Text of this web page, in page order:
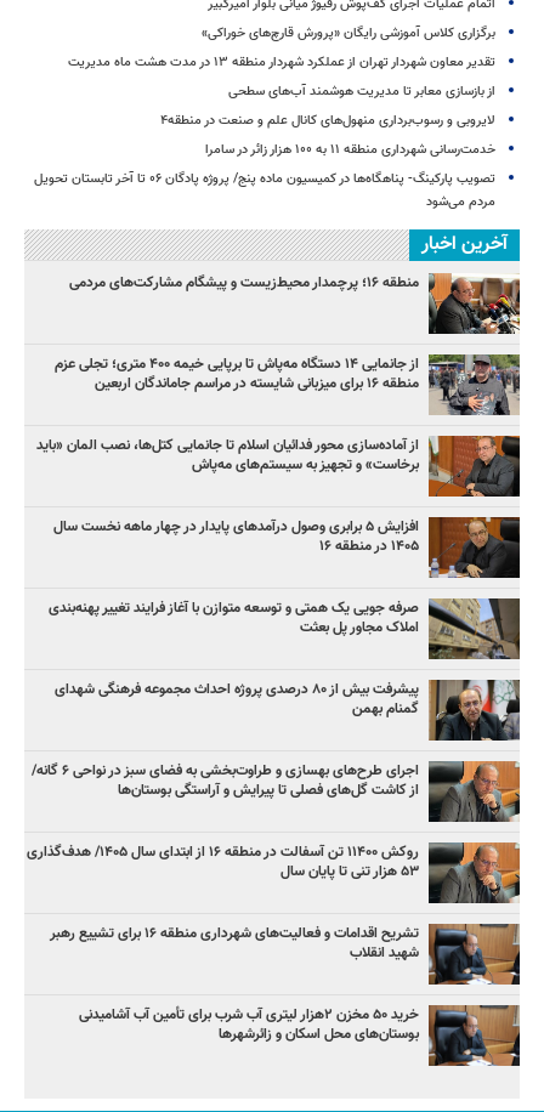
اتمام عملیات اجرای کف‌پوش رفیوژ میانی بلوار امیرکبیر
برگزاری کلاس آموزشی رایگان «پرورش قارچ‌های خوراکی»
تقدیر معاون شهردار تهران از عملکرد شهردار منطقه ۱۳ در مدت هشت ماه مدیریت
از بازسازی معابر تا مدیریت هوشمند آب‌های سطحی
لایروبی و رسوب‌برداری منهول‌های کانال علم و صنعت در منطقه۴
خدمت‌رسانی شهرداری منطقه ۱۱ به ۱۰۰ هزار زائر در سامرا
تصویب پارکینگ- پناهگاه‌ها در کمیسیون ماده پنج/ پروژه پادگان ۰۶ تا آخر تابستان تحویل
مردم می‌شود
آخرین اخبار
منطقه ۱۶؛ پرچمدار محیط‌زیست و پیشگام مشارکت‌های مردمی
از جانمایی ۱۴ دستگاه مه‌پاش تا برپایی خیمه ۴۰۰ متری؛ تجلی عزم
منطقه ۱۶ برای میزبانی شایسته در مراسم جاماندگان اربعین
از آماده‌سازی محور فدائیان اسلام تا جانمایی کتل‌ها، نصب المان «باید
برخاست» و تجهیز به سیستم‌های مه‌پاش
افزایش ۵ برابری وصول درآمدهای پایدار در چهار ماهه نخست سال
۱۴۰۵ در منطقه ۱۶
صرفه جویی یک همتی و توسعه متوازن با آغاز فرایند تغییر پهنه‌بندی
املاک مجاور پل بعثت
پیشرفت بیش از ۸۰ درصدی پروژه احداث مجموعه فرهنگی شهدای
گمنام بهمن
اجرای طرح‌های بهسازی و طراوت‌بخشی به فضای سبز در نواحی ۶ گانه/
از کاشت گل‌های فصلی تا پیرایش و آراستگی بوستان‌ها
روکش ۱۱۴۰۰ تن آسفالت در منطقه ۱۶ از ابتدای سال ۱۴۰۵/ هدف‌گذاری
۵۳ هزار تنی تا پایان سال
تشریح اقدامات و فعالیت‌های شهرداری منطقه ۱۶ برای تشییع رهبر
شهید انقلاب
خرید ۵۰ مخزن ۲هزار لیتری آب شرب برای تأمین آب آشامیدنی
بوستان‌های محل اسکان و زائرشهرها